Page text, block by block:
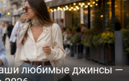
любимые джинсы —